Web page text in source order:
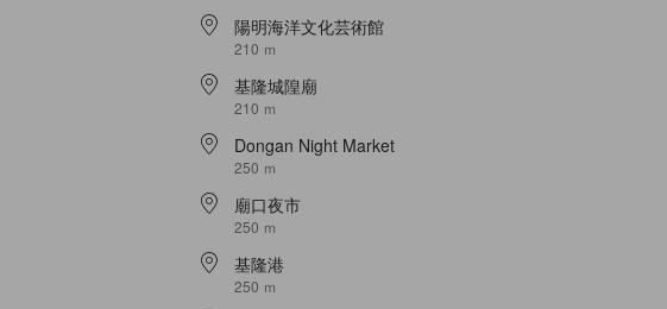
陽明海洋文化芸術館
210 ｍ
基隆城隍廟
210 ｍ
Dongan Night Market
250 ｍ
廟口夜市
250 ｍ
基隆港
250 ｍ